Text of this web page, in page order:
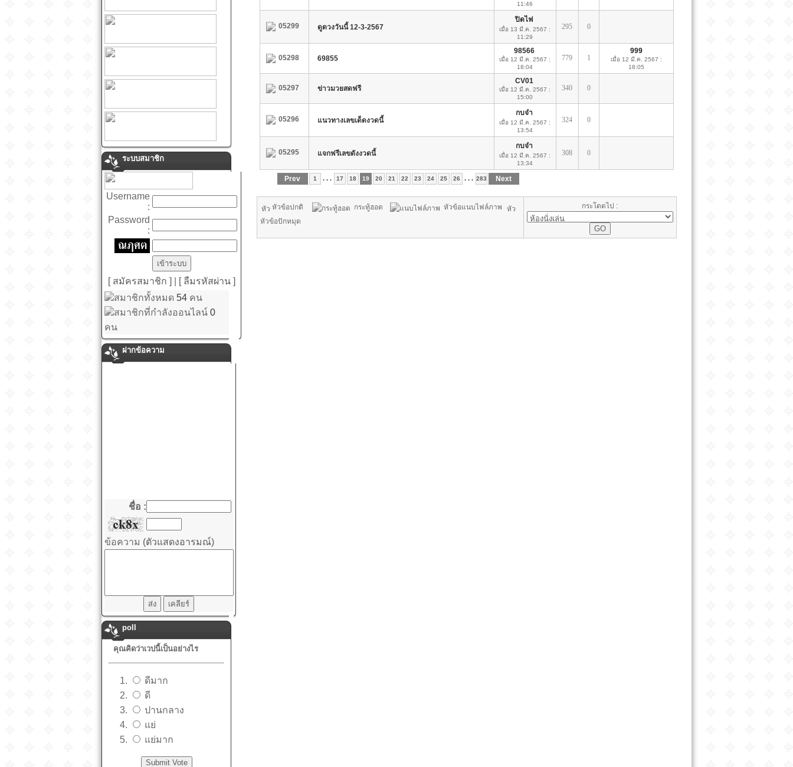
ระบบสมาชิก
Username
:
Password
:
[ สมัครสมาชิก ]
[ ลืมรหัสผ่าน ]
สมาชิกทั้งหมด 54 คน
สมาชิกที่กำลังออนไลน์ 0
คน
ฝากข้อความ
ชื่อ :
ข้อความ (ตัวแสดงอารมณ์)
poll
คุณคิดว่าเวปนี้เป็นอย่างไร
ดีมาก
ดี
ปานกลาง
แย่
แย่มาก
11:46
05299 ดูดวงวันนี้ 12-3-2567
ปิดไฟ
เมื่อ 13 มี.ค. 2567 :
11:29
295 0
05298 69855
98566
เมื่อ 12 มี.ค. 2567 :
18:04
779 1
999
เมื่อ 12 มี.ค. 2567 :
18:05
05297 ข่าวมวยสดฟรี
CV01
เมื่อ 12 มี.ค. 2567 :
15:00
340 0
05296 แนวทางเลขเด็ดงวดนี้
กบจ๋า
เมื่อ 12 มี.ค. 2567 :
13:54
324 0
05295 แจกฟรีเลขดังงวดนี้
กบจ๋า
เมื่อ 12 มี.ค. 2567 :
13:34
308 0
Prev 1 . . . 17 18 19 20 21 22 23 24 25 26 . . . 283 Next
หัวข้อปกติ กระทู้ฮอต
หัวข้อแนบไฟล์ภาพ
หัวข้อปักหมุด
กระโดดไป :